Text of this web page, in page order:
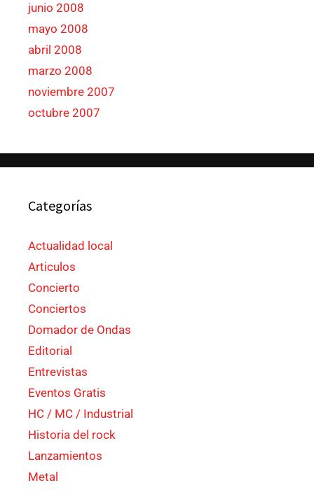
junio 2008
mayo 2008
abril 2008
marzo 2008
noviembre 2007
octubre 2007
Categorías
Actualidad local
Articulos
Concierto
Conciertos
Domador de Ondas
Editorial
Entrevistas
Eventos Gratis
HC / MC / Industrial
Historia del rock
Lanzamientos
Metal